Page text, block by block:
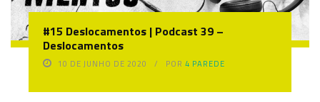
#15 Deslocamentos | Podcast 39 –
Deslocamentos
10 DE JUNHO DE 2020 POR4 PAREDE